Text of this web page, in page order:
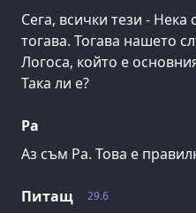
Сега, всички тези -
тогава. Тогава нашето
Логоса, който е
Така ли е?
Ра
Аз съм Ра. Това е
29.6
Питащ